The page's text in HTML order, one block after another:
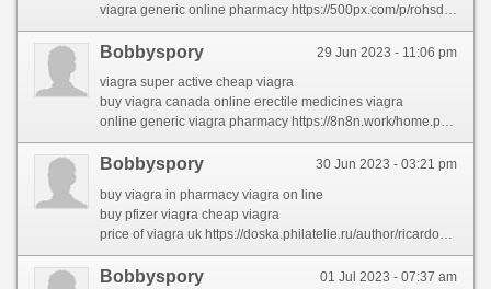
viagra generic online pharmacy https://500px.com/p/rohsdragingroun/?view=groups
29 Jun 2023 - 11:06 pm
Bobbyspory
viagra super active cheap viagra
buy viagra canada online erectile medicines viagra
online generic viagra pharmacy https://8n8n.work/home.php?mod=space&uid=9852640&do=profile
30 Jun 2023 - 03:21 pm
Bobbyspory
buy viagra in pharmacy viagra on line
buy pfizer viagra cheap viagra
price of viagra uk https://doska.philatelie.ru/author/ricardomor/
01 Jul 2023 - 07:37 am
Bobbyspory